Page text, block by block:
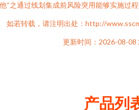
“之通过线划集成前风险突用能够实施过程
如若转载，请注明出处：http://
更新时间：2026-08-08
产品列